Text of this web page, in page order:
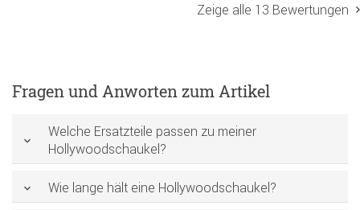
Zeige alle 13 Bewertungen
Fragen und Anworten zum Artikel
Welche Ersatzteile passen zu meiner
Hollywoodschaukel?
Wie lange hält eine Hollywoodschaukel?